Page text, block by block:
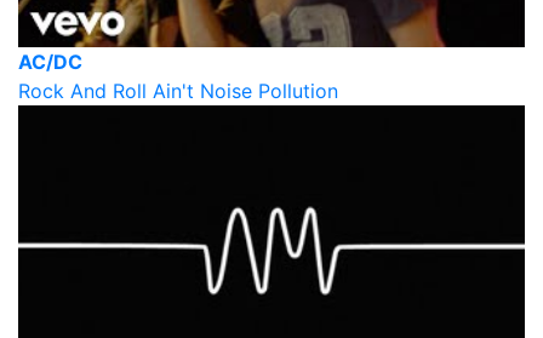
AC/DC
Rock And Roll Ain't Noise Pollution